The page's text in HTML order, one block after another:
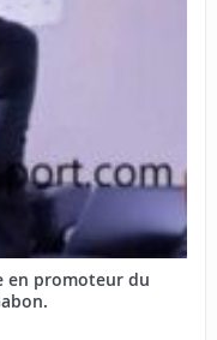
en promoteur du